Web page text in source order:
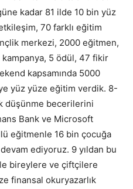
kadar 81 ilde 10 bin yüz
70 farklı eğitim
merkezi, 2000 eğitmen,
5 ödül, 47 fikir
kapsamında 5000
yüz yüze eğitim verdik. 8-
düşünme becerilerini
Bank ve Microsoft
eğitmenle 16 bin çocuğa
ediyoruz. 9 yıldan bu
bireylere ve çiftçilere
finansal okuryazarlık